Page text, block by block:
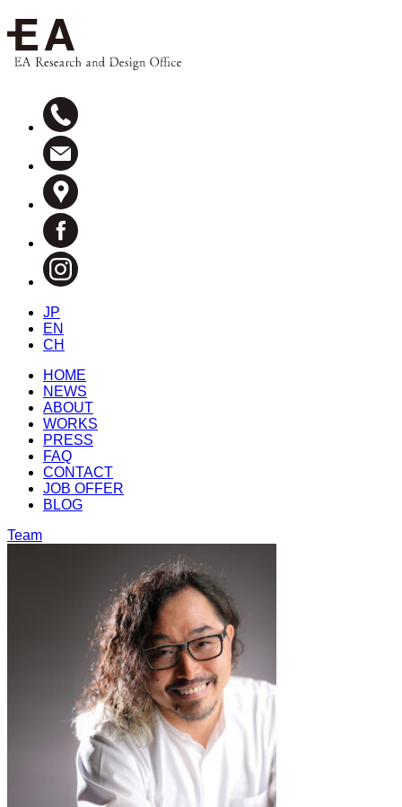
JP
EN
CH
HOME
NEWS
ABOUT
WORKS
PRESS
FAQ
CONTACT
JOB OFFER
BLOG
Team